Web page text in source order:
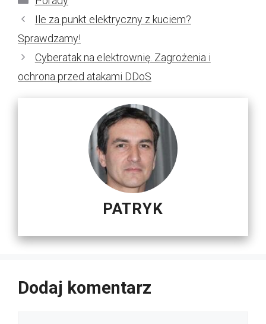
Ile za punkt elektryczny z kuciem?
Sprawdzamy!
Cyberatak na elektrownię. Zagrożenia i
ochrona przed atakami DDoS
PATRYK
Dodaj komentarz